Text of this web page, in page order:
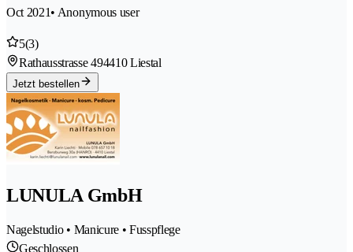
Oct 2021• Anonymous user
5(3)
Rathausstrasse 494410 Liestal
Jetzt bestellen
LUNULA GmbH
Nagelstudio • Manicure • Fusspflege
Geschlossen